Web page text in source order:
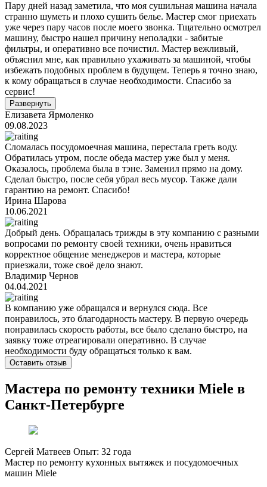
Пару дней назад заметила, что моя сушильная машина начала
странно шуметь и плохо сушить белье. Мастер смог приехать
уже через пару часов после моего звонка. Тщательно осмотрел
машину, быстро нашел причину неполадки - забитые
фильтры, и оперативно все почистил. Мастер вежливый,
объяснил мне, как правильно ухаживать за машиной, чтобы
избежать подобных проблем в будущем. Теперь я точно знаю,
к кому обращаться в случае необходимости. Спасибо за
сервис!
Развернуть
Елизавета Ярмоленко
09.08.2023
Сломалась посудомоечная машина, перестала греть воду.
Обратилась утром, после обеда мастер уже был у меня.
Оказалось, проблема была в тэне. Заменил прямо на дому.
Сделал быстро, после себя убрал весь мусор. Также дали
гарантию на ремонт. Спасибо!
Ирина Шарова
10.06.2021
Добрый день. Обращалась трижды в эту компанию с разными
вопросами по ремонту своей техники, очень нравиться
корректное общение менеджеров и мастера, которые
приезжали, тоже своё дело знают.
Владимир Чернов
04.04.2021
В компанию уже обращался и вернулся сюда. Все
понравилось, это благодарность мастеру. В первую очередь
понравилась скорость работы, все было сделано быстро, на
заявку тоже отреагировали оперативно. В случае
необходимости буду обращаться только к вам.
Оставить отзыв
Мастера по ремонту техники Miele в
Санкт-Петербурге
Сергей Матвеев Опыт: 32 года
Мастер по ремонту кухонных вытяжек и посудомоечных
машин Miele